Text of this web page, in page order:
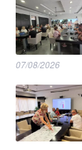
07/08/2026